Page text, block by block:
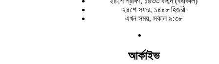
২৪শে সফর, ১৪৪৮ হিজরী
এখন সময়, সকাল ৯:৩৮
আর্কাইভ